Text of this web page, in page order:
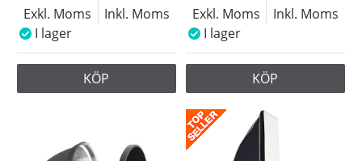
Exkl. Moms
Inkl. Moms
I lager
KÖP
Exkl. Moms
Inkl. Moms
I lager
KÖP